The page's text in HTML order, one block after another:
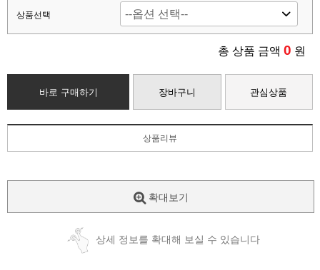
상품선택
총 상품 금액 0 원
바로 구매하기 장바구니 관심상품
상품리뷰
확대보기
상세 정보를 확대해 보실 수 있습니다